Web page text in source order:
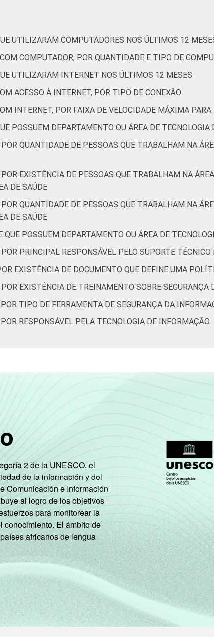
1 9 21 39
1 6 23
estabelecimentos de saúde brasileiros - TIC Saúde
UTILIZARAM COMPUTADORES NOS ÚLTIMOS 12
COMPUTADOR, POR QUANTIDADE E TIPO DE
UTILIZARAM INTERNET NOS ÚLTIMOS 12 MESES
ACESSO À INTERNET, POR TIPO DE CONEXÃO
INTERNET, POR FAIXA DE VELOCIDADE MÁXIMA
POSSUEM DEPARTAMENTO OU ÁREA DE TECNOLOGIA
QUANTIDADE DE PESSOAS QUE TRABALHAM NA
EXISTÊNCIA DE PESSOAS QUE TRABALHAM NA
DE SAÚDE
QUANTIDADE DE PESSOAS QUE TRABALHAM NA
DE SAÚDE
POSSUEM DEPARTAMENTO OU ÁREA DE
PRINCIPAL RESPONSÁVEL PELO SUPORTE
EXISTÊNCIA DE DOCUMENTO QUE DEFINE UMA
EXISTÊNCIA DE TREINAMENTO SOBRE SEGURANÇA
TIPO DE FERRAMENTA DE SEGURANÇA DA
RESPONSÁVEL PELA TECNOLOGIA DE INFORMAÇÃO
2 de la UNESCO, el
de la información y del
Comunicación e Información
al logro de los objetivos
para monitorear la
conocimiento. El ámbito de
africanos de lengua